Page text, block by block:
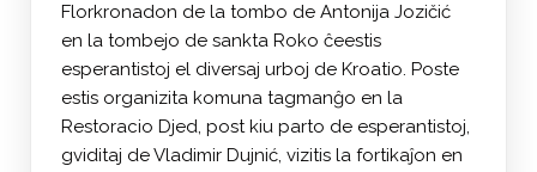
Florkronadon de la tombo de Antonija Jozičić
en la tombejo de sankta Roko ĉeestis
esperantistoj el diversaj urboj de Kroatio. Poste
estis organizita komuna tagmanĝo en la
Restoracio Djed, post kiu parto de esperantistoj,
gviditaj de Vladimir Dujnić, vizitis la fortikaĵon en